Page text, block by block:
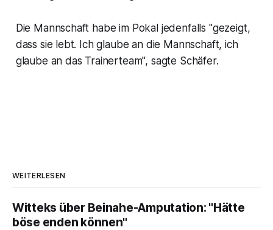
Die Mannschaft habe im Pokal jedenfalls "gezeigt,
dass sie lebt. Ich glaube an die Mannschaft, ich
glaube an das Trainerteam", sagte Schäfer.
WEITERLESEN
Witteks über Beinahe-Amputation: "Hätte
böse enden können"